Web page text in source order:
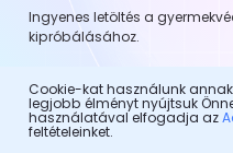
Ingyenes letöltés a
kipróbálásához.
© 2026 Hong Kong
Cookie-kat használunk
legjobb élményt nyújtsuk
használatával elfogadja az
feltételeinket.